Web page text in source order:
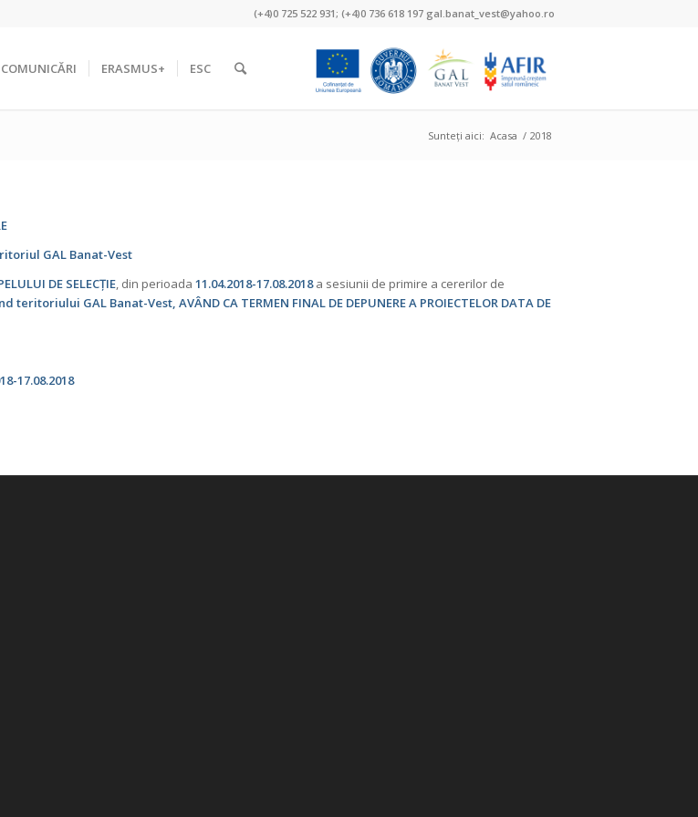
(+4)0 725 522 931; (+4)0 736 618 197 gal.banat_vest@yahoo.ro
COMUNICĂRI ERASMUS+ ESC
Sunteți aici: Acasa / 2018
GAL Banat-Vest
DE SELECȚIE, din perioada 11.04.2018-17.08.2018 a sesiunii de primire a cererilor de
teritoriului GAL Banat-Vest, AVÂND CA TERMEN FINAL DE DEPUNERE A PROIECTELOR DATA DE
17.08.2018